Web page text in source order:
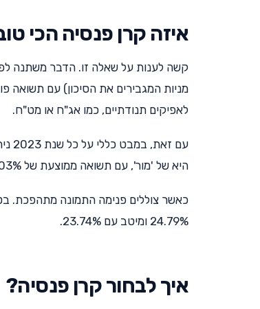
איזה קרן פנסיה הכי
קשה לענות על שאלה זו. הדבר משתנה
מניות המגבירים את הסיכון) עם תשואה
לאפיקים תנודתיים, כמו אג"ח או מט"ח.
היא של 'מור', עם תשואה ממוצעת של 12.03%. במקום השני 'אלטשולר שחם' עם 10.29% ואחריה מיטב עם 9.91% תשואה.
24.79% ומיטב עם 23.74%.
איך לבחור קרן פנסיה?